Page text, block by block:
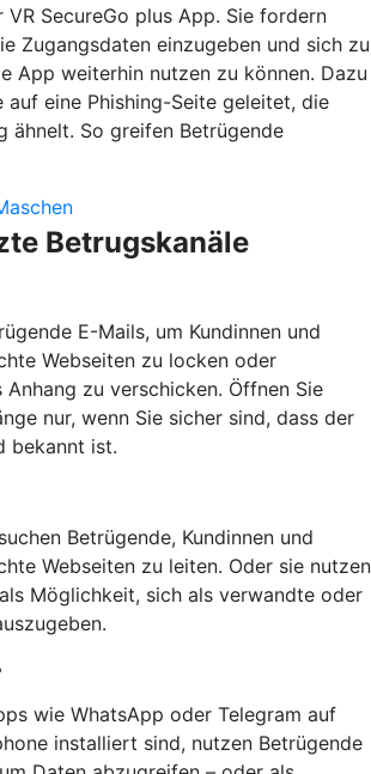
VR SecureGo plus App. Sie fordern
Zugangsdaten einzugeben und sich zu
App weiterhin nutzen zu können. Dazu
auf eine Phishing-Seite geleitet, die
ähnelt. So greifen Betrügende
Betrugskanäle
E-Mails, um Kundinnen und
Webseiten zu locken oder
zu verschicken. Öffnen Sie
nur, wenn Sie sicher sind, dass der
bekannt ist.
Betrügende, Kundinnen und
Webseiten zu leiten. Oder sie nutzen
Möglichkeit, sich als verwandte oder
wie WhatsApp oder Telegram auf
installiert sind, nutzen Betrügende